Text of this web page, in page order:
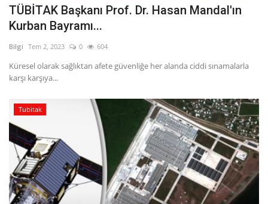
TÜBİTAK Başkanı Prof. Dr. Hasan Mandal'ın
Kurban Bayramı...
Bilgi Tem 2, 2023 0 604
Küresel olarak sağlıktan afete güvenliğe her alanda ciddi sınamalarla
karşı karşıya...
Tubitak